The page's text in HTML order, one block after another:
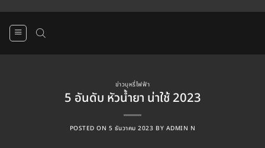
ข่าวบุหรี่ไฟฟ้า
5 อันดับ หัวน้ำยา น่าใช้ 2023
POSTED ON 5 ธันวาคม 2023 BY ADMIN N